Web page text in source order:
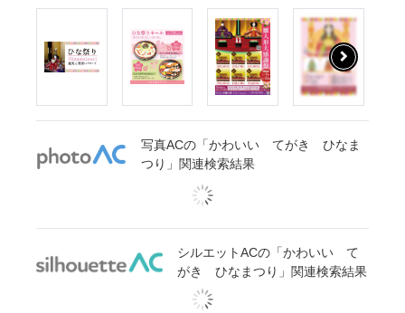
写真ACの「かわいい てがき ひなま
つり」関連検索結果
シルエットACの「かわいい て
がき ひなまつり」関連検索結果